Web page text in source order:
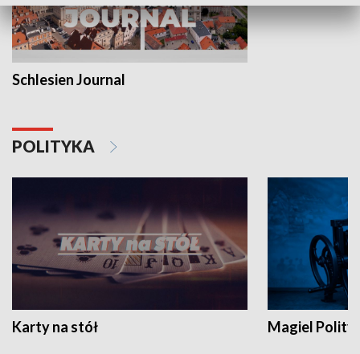
Schlesien Journal
POLITYKA
Karty na stół Magiel